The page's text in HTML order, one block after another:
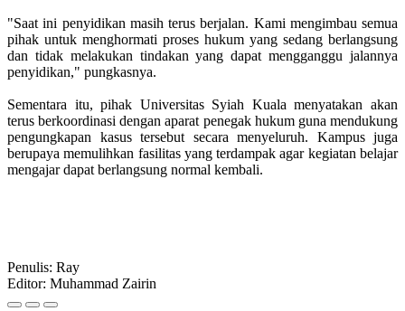
"Saat ini penyidikan masih terus berjalan. Kami mengimbau semua
pihak untuk menghormati proses hukum yang sedang berlangsung
dan tidak melakukan tindakan yang dapat mengganggu jalannya
penyidikan," pungkasnya.
Sementara itu, pihak Universitas Syiah Kuala menyatakan akan
terus berkoordinasi dengan aparat penegak hukum guna mendukung
pengungkapan kasus tersebut secara menyeluruh. Kampus juga
berupaya memulihkan fasilitas yang terdampak agar kegiatan belajar
mengajar dapat berlangsung normal kembali.
Penulis: Ray
Editor: Muhammad Zairin